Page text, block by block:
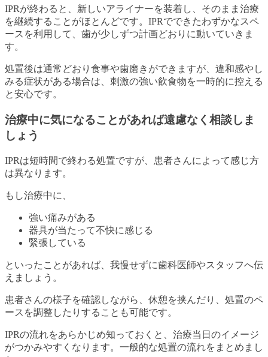
IPRが終わると、新しいアライナーを装着し、そのまま治療
を継続することがほとんどです。IPRでできたわずかなスペ
ースを利用して、歯が少しずつ計画どおりに動いていきま
す。
処置後は通常どおり食事や歯磨きができますが、違和感やし
みる症状がある場合は、刺激の強い飲食物を一時的に控える
と安心です。
治療中に気になることがあれば遠慮なく相談しま
しょう
IPRは短時間で終わる処置ですが、患者さんによって感じ方
は異なります。
もし治療中に、
強い痛みがある
器具が当たって不快に感じる
緊張している
といったことがあれば、我慢せずに歯科医師やスタッフへ伝
えましょう。
患者さんの様子を確認しながら、休憩を挟んだり、処置のペ
ースを調整したりすることも可能です。
IPRの流れをあらかじめ知っておくと、治療当日のイメージ
がつかみやすくなります。一般的な処置の流れをまとめまし